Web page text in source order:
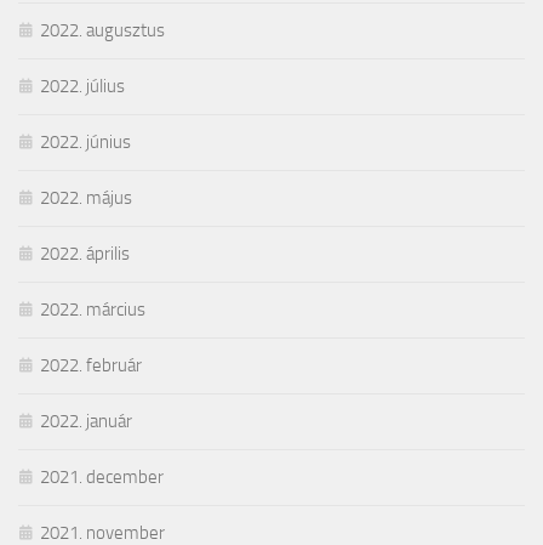
2022. augusztus
2022. július
2022. június
2022. május
2022. április
2022. március
2022. február
2022. január
2021. december
2021. november